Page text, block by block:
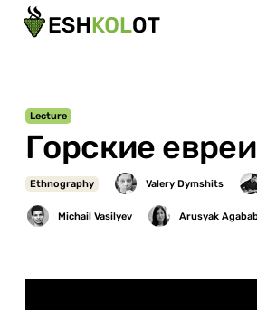
Горские евреи
Lecture
Ethnography